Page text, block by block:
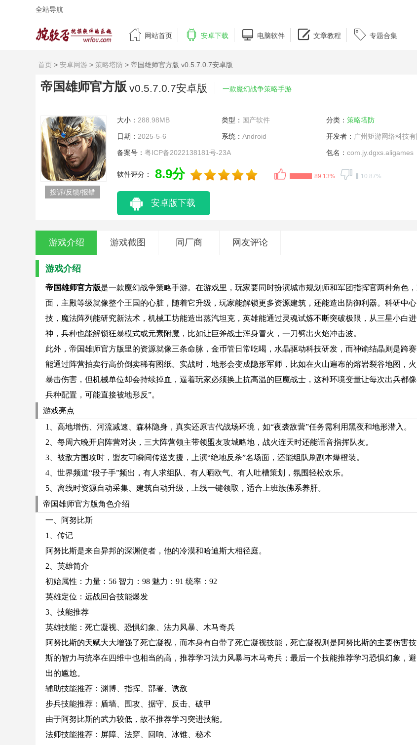
全站导航
 网站首页  安卓下载  电脑软件  文章教程  专题合集
首页 > 安卓网游 > 策略塔防 > 帝国雄师官方版 v0.5.7.0.7安卓版
帝国雄师官方版 v0.5.7.0.7安卓版 一款魔幻战争策略手游
投诉/反馈/报错
大小： 288.98MB 类型： 国产软件 分类： 策略塔防
日期： 2025-5-6 系统： Android 开发者： 广州矩游网络科技有
备案号： 粤ICP备2022138181号-23A 包名： com.jy.dgxs.aligames
软件评分： 8.9分 89.13% 10.87%
安卓版下载
游戏介绍 游戏截图 同厂商 网友评论
游戏介绍
帝国雄师官方版是一款魔幻战争策略手游。在游戏里，玩家要同时扮演城市规划师和军团指挥官两种角色
面，主殿等级就像整个王国的心脏，随着它升级，玩家能解锁更多资源建筑，还能造出防御利器。科研中
技，魔法阵列能研究新法术，机械工坊能造出蒸汽坦克，英雄能通过灵魂试炼不断突破极限，从三星小白
神，兵种也能解锁狂暴模式或元素附魔，比如让巨斧战士浑身冒火，一刀劈出火焰冲击波。
此外，帝国雄师官方版里的资源就像三条命脉，金币管日常吃喝，水晶驱动科技研发，而神谕结晶则是跨赛
能通过阵营拍卖行高价倒卖稀有图纸。实战时，地形会变成隐形军师，比如在火山遍布的熔岩裂谷地图，
暴击伤害，但机械单位却会持续掉血，逼着玩家必须换上抗高温的巨魔战士，这种环境变量让每次出兵都
兵种配置，可能直接被地形反”。
游戏亮点
1、高地增伤、河流减速、森林隐身，真实还原古代战场环境，如“夜袭敌营”任务需利用黑夜和地形潜入。
2、每周六晚开启阵营对决，三大阵营领主带领盟友攻城略地，战火连天时还能语音指挥队友。
3、被敌方围攻时，盟友可瞬间传送支援，上演“绝地反杀”名场面，还能组队刷副本爆橙装。
4、世界频道“段子手”频出，有人求组队、有人晒欧气、有人吐槽策划，氛围轻松欢乐。
5、离线时资源自动采集、建筑自动升级，上线一键领取，适合上班族佛系养肝。
帝国雄师官方版角色介绍
一、阿努比斯
1、传记
阿努比斯是来自异邦的深渊使者，他的冷漠和哈迪斯大相径庭。
2、英雄简介
初始属性：力量：56 智力：98 魅力：91 统率：92
英雄定位：远战回合技能爆发
3、技能推荐
英雄技能：死亡凝视、恐惧幻象、法力风暴、木马奇兵
阿努比斯的天赋大大增强了死亡凝视，而本身有自带了死亡凝视技能，死亡凝视则是阿努比斯的主要伤害
斯的智力与统率在四维中也相当的高，推荐学习法力风暴与木马奇兵；最后一个技能推荐学习恐惧幻象，
出的尴尬。
辅助技能推荐：渊博、指挥、部署、诱敌
步兵技能推荐：盾墙、围攻、据守、反击、破甲
由于阿努比斯的武力较低，故不推荐学习突进技能。
法师技能推荐：屏障、法穿、回响、冰锥、秘术